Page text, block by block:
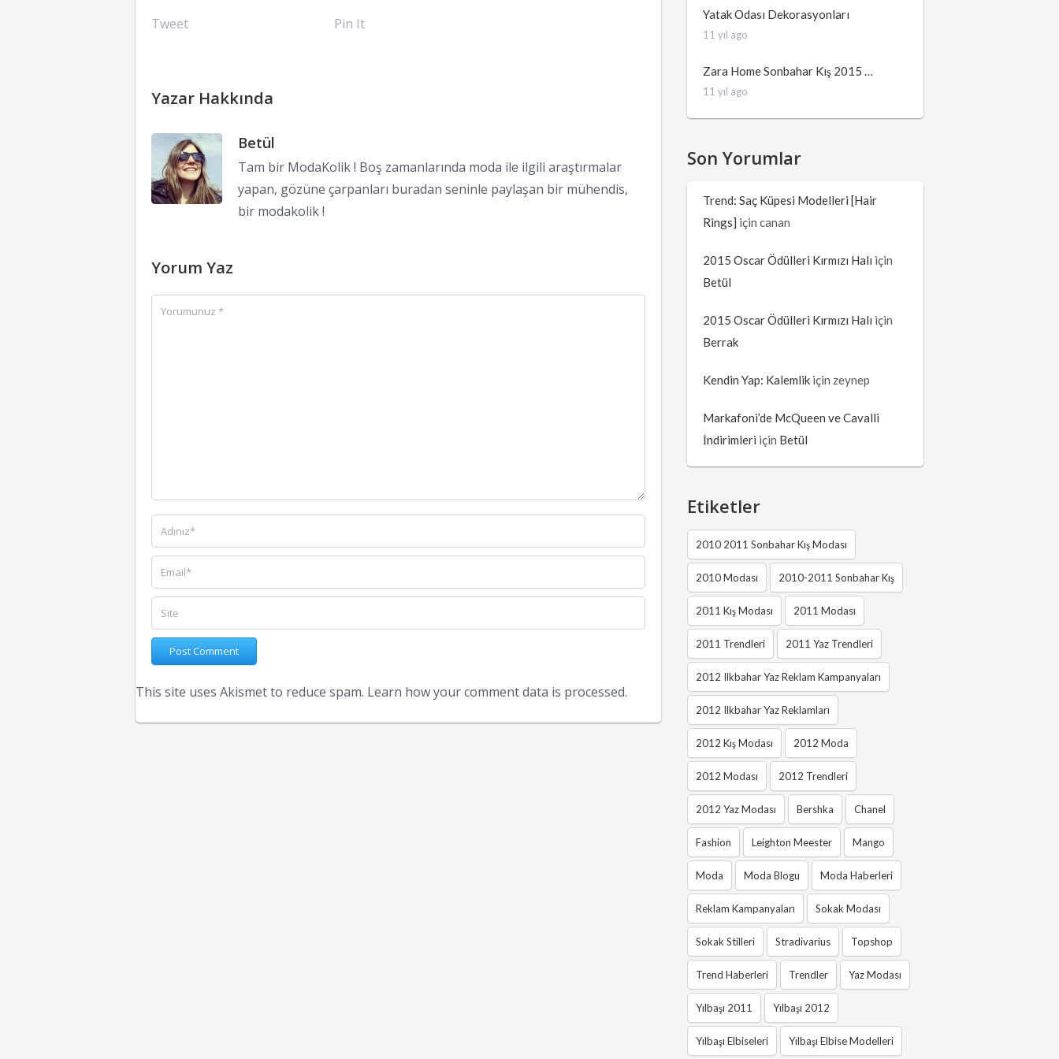
Tweet Pin It
Yazar Hakkında
Betül
Tam bir ModaKolik ! Boş zamanlarında moda ile ilgili araştırmalar
yapan, gözüne çarpanları buradan seninle paylaşan bir mühendis,
bir modakolik !
Yorum Yaz
This site uses Akismet to reduce spam. Learn how your comment data is processed.
Yatak Odası Dekorasyonları
11 yıl ago
Zara Home Sonbahar Kış 2015 …
11 yıl ago
Son Yorumlar
Trend: Saç Küpesi Modelleri [Hair
Rings] için canan
2015 Oscar Ödülleri Kırmızı Halı için
Betül
2015 Oscar Ödülleri Kırmızı Halı için
Berrak
Kendin Yap: Kalemlik için zeynep
Markafoni’de McQueen ve Cavalli
İndirimleri için Betül
Etiketler
2010 2011 Sonbahar Kış Modası
2010 Modası 2010-2011 Sonbahar Kış
2011 Kış Modası 2011 Modası
2011 Trendleri 2011 Yaz Trendleri
2012 Ilkbahar Yaz Reklam Kampanyaları
2012 Ilkbahar Yaz Reklamları
2012 Kış Modası 2012 Moda
2012 Modası 2012 Trendleri
2012 Yaz Modası Bershka Chanel
Fashion Leighton Meester Mango
Moda Moda Blogu Moda Haberleri
Reklam Kampanyaları Sokak Modası
Sokak Stilleri Stradivarius Topshop
Trend Haberleri Trendler Yaz Modası
Yılbaşı 2011 Yılbaşı 2012
Yılbaşı Elbiseleri Yılbaşı Elbise Modelleri